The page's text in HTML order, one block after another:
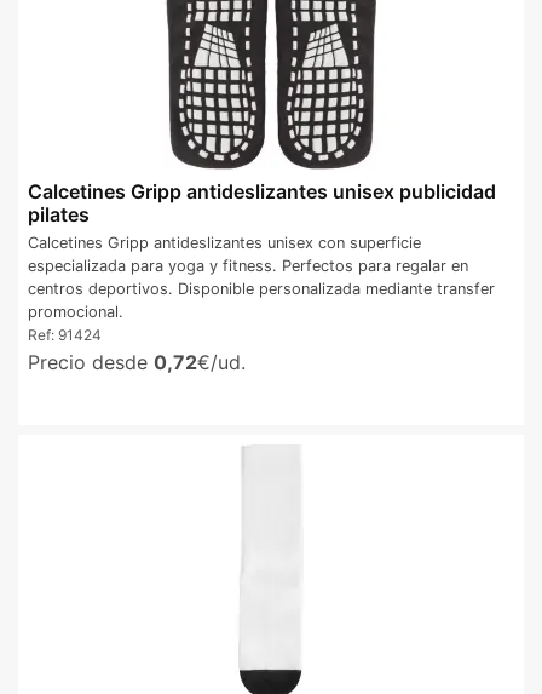
Calcetines Gripp antideslizantes unisex publicidad
pilates
Calcetines Gripp antideslizantes unisex con superficie
especializada para yoga y fitness. Perfectos para regalar en
centros deportivos. Disponible personalizada mediante transfer
promocional.
Ref: 91424
Precio desde 0,72€/ud.